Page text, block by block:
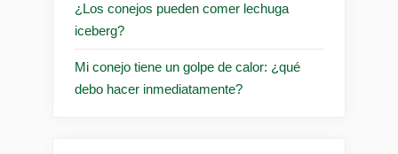
¿Los conejos pueden comer lechuga
iceberg?
Mi conejo tiene un golpe de calor: ¿qué
debo hacer inmediatamente?